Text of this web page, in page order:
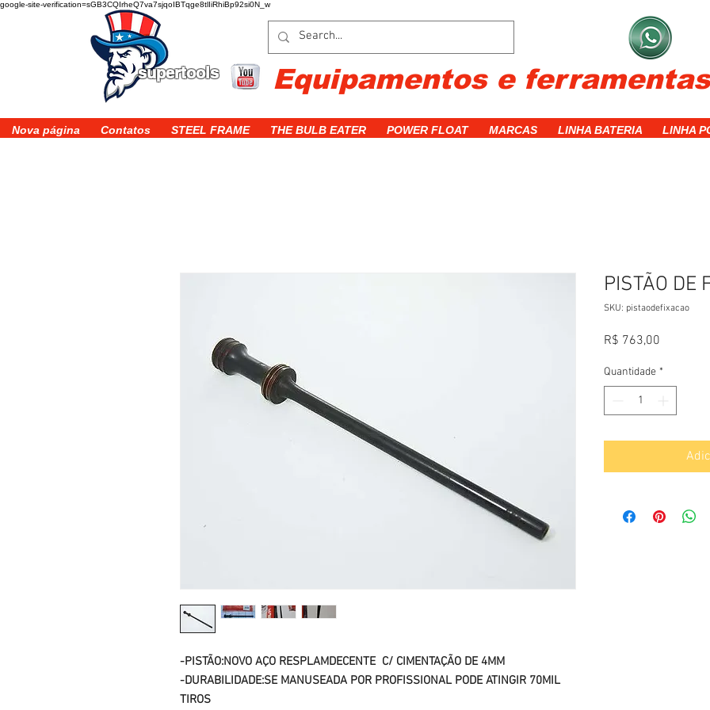
google-site-verification=sGB3CQIrheQ7va7sjqoIBTqge8tlIiRhiBp92si0N_w
supertools Equipamentos e
Nova página Contatos STEEL FRAME THE BULB EATER POWER FLOAT MARCAS LINHA BATERIA LINHA
-PISTÃO:NOVO AÇO RESPLAMDECENTE C/ CIMENTAÇÃO DE 4MM
-DURABILIDADE:SE MANUSEADA POR PROFISSIONAL PODE ATINGIR 70MIL
TIROS
PISTÃO DE
SKU: pistaodefixacao
R$ 763,00
Quantidade *